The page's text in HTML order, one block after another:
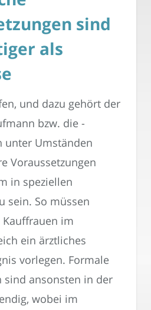
sind
als
und dazu gehört der
bzw. die -
unter Umständen
Voraussetzungen
in speziellen
sein. So müssen
im
ein ärztliches
vorlegen. Formale
sind ansonsten in der
wobei im